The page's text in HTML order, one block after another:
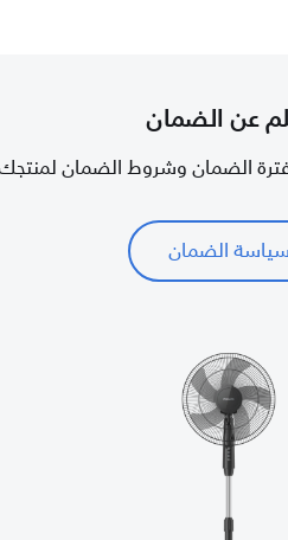
عن الضمان
الضمان وشروط الضمان
سياسة الضمان